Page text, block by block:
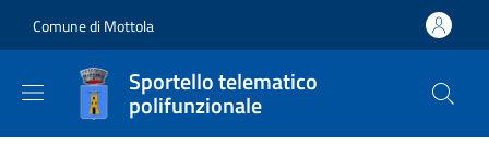
Comune di Mottola
Sportello telematico
polifunzionale